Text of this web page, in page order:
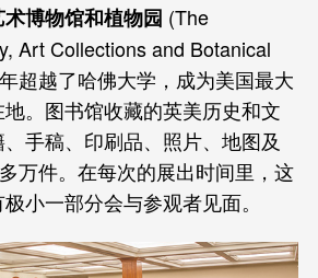
博物馆和植物园 (The
Art Collections and Botanical
超越了哈佛大学，成为美国最大
。图书馆收藏的英美历史和文
手稿、印刷品、照片、地图及
万件。在每次的展出时间里，这
小一部分会与参观者见面。